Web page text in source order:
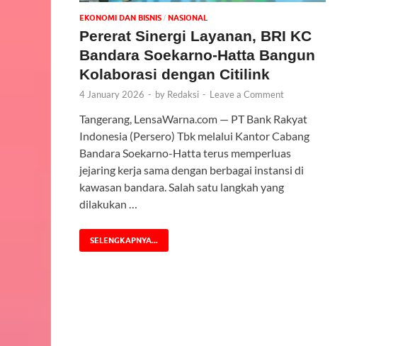
EKONOMI DAN BISNIS / NASIONAL
Pererat Sinergi Layanan, BRI KC
Bandara Soekarno-Hatta Bangun
Kolaborasi dengan Citilink
4 January 2026 - by Redaksi - Leave a Comment
Tangerang, LensaWarna.com — PT Bank Rakyat
Indonesia (Persero) Tbk melalui Kantor Cabang
Bandara Soekarno-Hatta terus memperluas
jejaring kerja sama dengan berbagai instansi di
kawasan bandara. Salah satu langkah yang
dilakukan …
SELENGKAPNYA...